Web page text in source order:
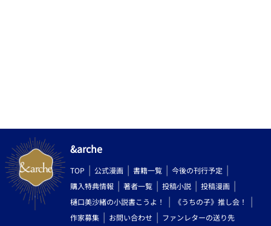
&arche
TOP 公式漫画 書籍一覧
今後の刊行予定
購入特典情報
著者一覧 投稿小説
投稿漫画
樋口美沙緒の小説書こうよ！
《うちの子》推し会！
作家募集
お問い合わせ ファンレターの送り先